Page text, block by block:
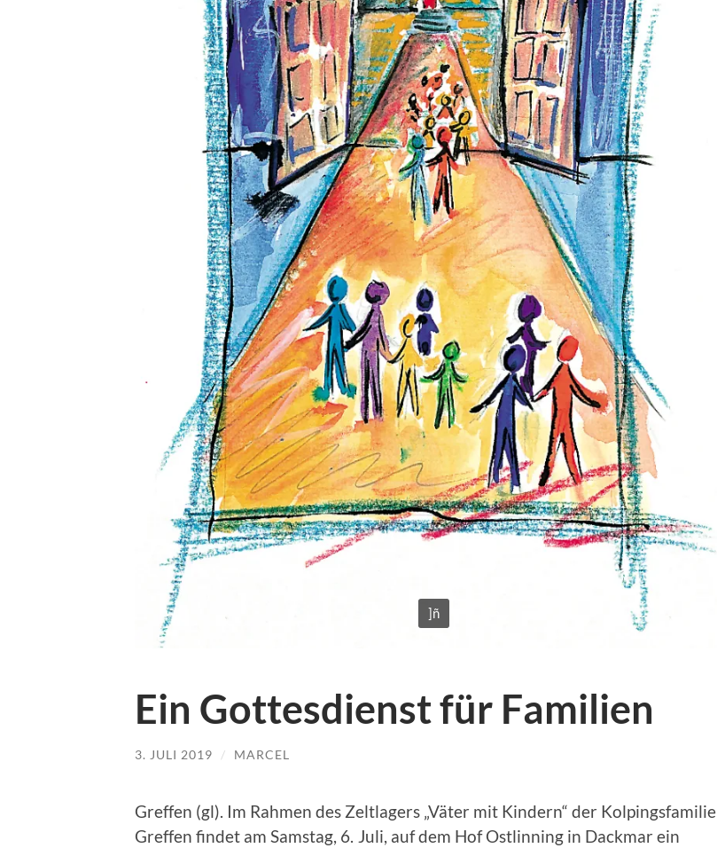
]ñ
Ein Gottesdienst für Familien
3. JULI 2019 / MARCEL
Greffen (gl). Im Rahmen des Zeltlagers „Väter mit Kindern“ der Kolpingsfamilie
Greffen findet am Samstag, 6. Juli, auf dem Hof Ostlinning in Dackmar ein